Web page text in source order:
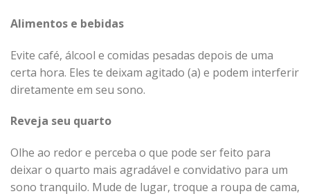
Alimentos e bebidas
Evite café, álcool e comidas pesadas depois de uma
certa hora. Eles te deixam agitado (a) e podem interferir
diretamente em seu sono.
Reveja seu quarto
Olhe ao redor e perceba o que pode ser feito para
deixar o quarto mais agradável e convidativo para um
sono tranquilo. Mude de lugar, troque a roupa de cama,